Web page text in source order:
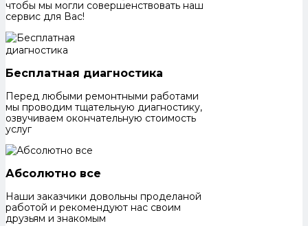
чтобы мы могли совершенствовать наш
сервис для Вас!
Бесплатная диагностика
Перед любыми ремонтными работами
мы проводим тщательную диагностику,
озвучиваем окончательную стоимость
услуг
Абсолютно все
Наши заказчики довольны проделаной
работой и рекомендуют нас своим
друзьям и знакомым